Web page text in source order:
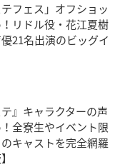
テフェス」オフショッ
！リドル役・花江夏樹
21名出演のビッグイ
テ』キャラクターの声
全寮生やイベント限
キャストを完全網羅